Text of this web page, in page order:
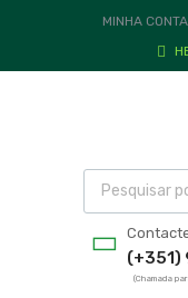
MINHA CONTA
(+351)
(Chamada